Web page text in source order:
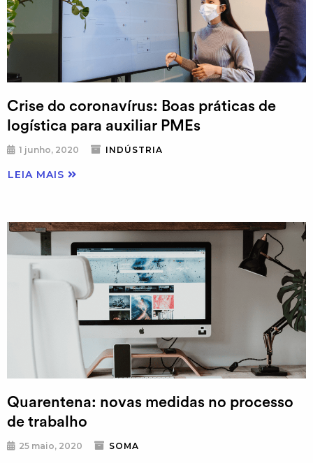
Crise do coronavírus: Boas práticas de
logística para auxiliar PMEs
1 junho, 2020 INDÚSTRIA
LEIA MAIS
Quarentena: novas medidas no processo
de trabalho
25 maio, 2020 SOMA